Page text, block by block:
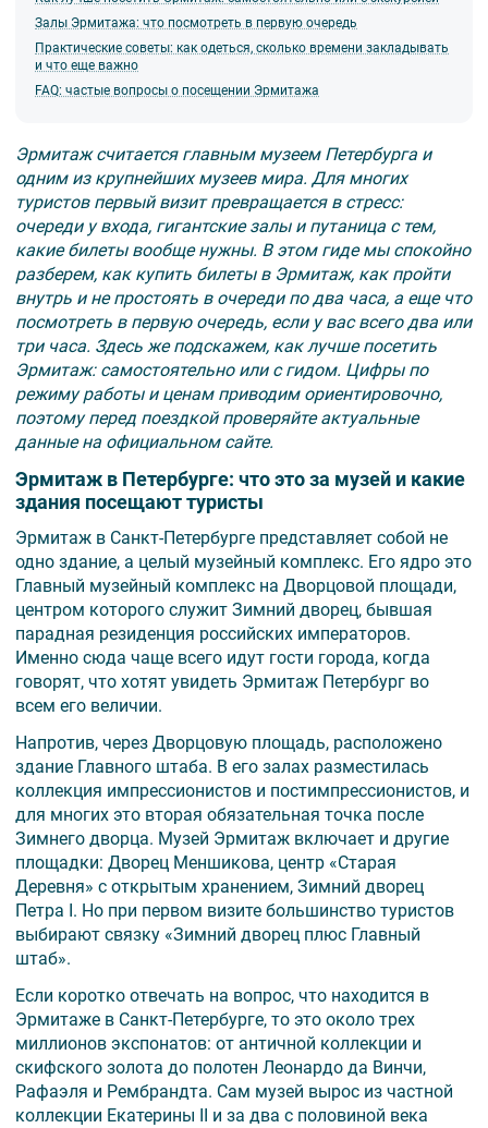
Залы Эрмитажа: что посмотреть в первую очередь
Практические советы: как одеться, сколько времени закладывать
и что еще важно
FAQ: частые вопросы о посещении Эрмитажа
Эрмитаж считается главным музеем Петербурга и
одним из крупнейших музеев мира. Для многих
туристов первый визит превращается в стресс:
очереди у входа, гигантские залы и путаница с тем,
какие билеты вообще нужны. В этом гиде мы спокойно
разберем, как купить билеты в Эрмитаж, как пройти
внутрь и не простоять в очереди по два часа, а еще что
посмотреть в первую очередь, если у вас всего два или
три часа. Здесь же подскажем, как лучше посетить
Эрмитаж: самостоятельно или с гидом. Цифры по
режиму работы и ценам приводим ориентировочно,
поэтому перед поездкой проверяйте актуальные
данные на официальном сайте.
Эрмитаж в Петербурге: что это за музей и какие
здания посещают туристы
Эрмитаж в Санкт-Петербурге представляет собой не
одно здание, а целый музейный комплекс. Его ядро это
Главный музейный комплекс на Дворцовой площади,
центром которого служит Зимний дворец, бывшая
парадная резиденция российских императоров.
Именно сюда чаще всего идут гости города, когда
говорят, что хотят увидеть Эрмитаж Петербург во
всем его величии.
Напротив, через Дворцовую площадь, расположено
здание Главного штаба. В его залах разместилась
коллекция импрессионистов и постимпрессионистов, и
для многих это вторая обязательная точка после
Зимнего дворца. Музей Эрмитаж включает и другие
площадки: Дворец Меншикова, центр «Старая
Деревня» с открытым хранением, Зимний дворец
Петра I. Но при первом визите большинство туристов
выбирают связку «Зимний дворец плюс Главный
штаб».
Если коротко отвечать на вопрос, что находится в
Эрмитаже в Санкт-Петербурге, то это около трех
миллионов экспонатов: от античной коллекции и
скифского золота до полотен Леонардо да Винчи,
Рафаэля и Рембрандта. Сам музей вырос из частной
коллекции Екатерины II и за два с половиной века